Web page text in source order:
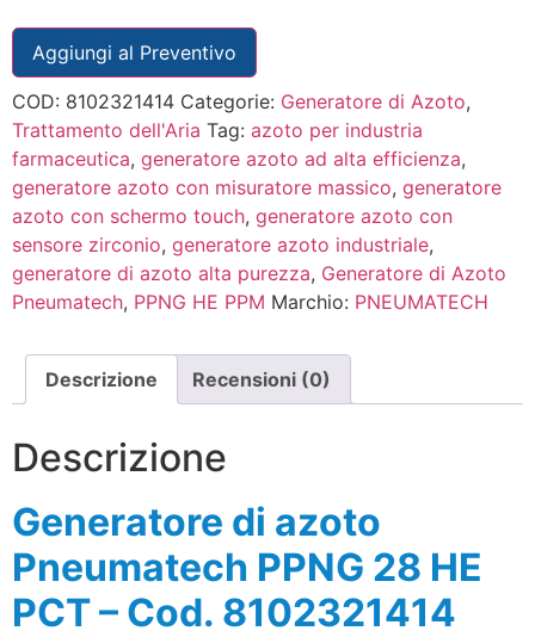
Aggiungi al Preventivo
COD: 8102321414 Categorie: Generatore di Azoto,
Trattamento dell'Aria Tag: azoto per industria
farmaceutica, generatore azoto ad alta efficienza,
generatore azoto con misuratore massico, generatore
azoto con schermo touch, generatore azoto con
sensore zirconio, generatore azoto industriale,
generatore di azoto alta purezza, Generatore di Azoto
Pneumatech, PPNG HE PPM Marchio: PNEUMATECH
Descrizione Recensioni (0)
Descrizione
Generatore di azoto
Pneumatech PPNG 28 HE
PCT – Cod. 8102321414